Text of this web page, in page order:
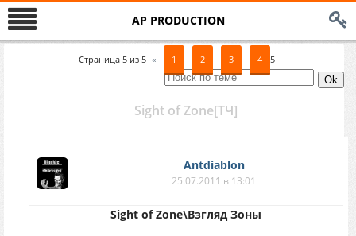
AP PRODUCTION
Страница 5 из 5 « 1 2 3 4 5
Sight of Zone[ТЧ]
Antdiablon
25.07.2011 в 13:01
Sight of Zone\Взгляд Зоны